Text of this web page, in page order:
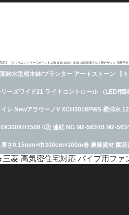
品】
[スマホエントリーでポイント10倍 8/18 10:00～8/25 9:59]樹脂アルミ複合サッシ 面格子
給水型植木鉢/プランター アートストーン 【
ーズワイド21 ライトコントロール （LED用
イレ NewアラウーノV XCH3018PWS 壁排水
4段 連結 NG M2-5634B M2-
さ0.15mm×巾300cm×100m巻 農業資材 園
菱 高気密住宅対応 パイプ用ファ